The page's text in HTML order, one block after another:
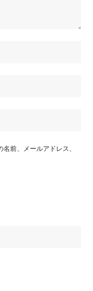
前、メールアドレス、